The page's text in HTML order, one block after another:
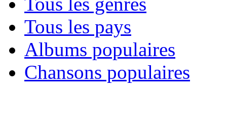
Tous les pays
Albums populaires
Chansons populaires